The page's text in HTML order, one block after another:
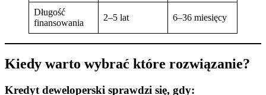
Długość
finansowania
2–5 lat 6–36 miesięcy
Kiedy warto wybrać które rozwiązanie?
Kredyt deweloperski sprawdzi się, gdy: